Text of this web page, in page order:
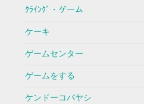
ｸﾗｲﾝｸﾞ・ゲーム
ケーキ
ゲームセンター
ゲームをする
ケンドーコバヤシ